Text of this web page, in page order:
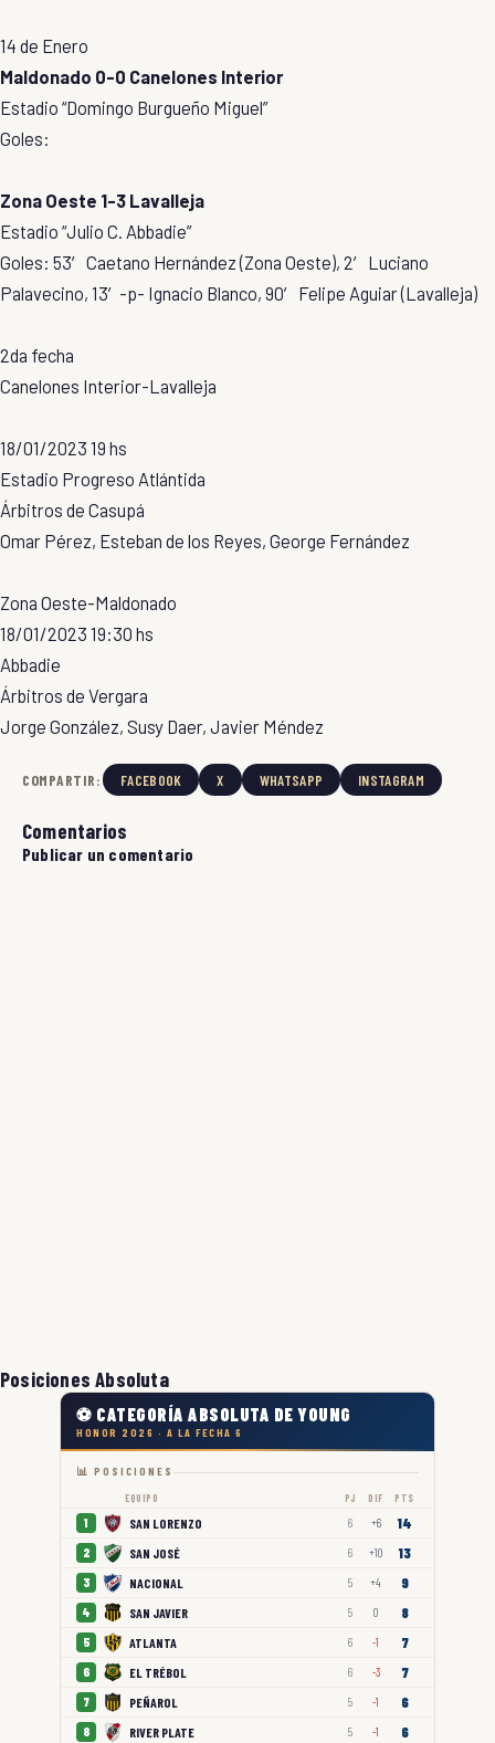
14 de Enero
Maldonado 0-0 Canelones Interior
Estadio “Domingo Burgueño Miguel”
Goles:
Zona Oeste 1-3 Lavalleja
Estadio “Julio C. Abbadie”
Goles: 53′ Caetano Hernández (Zona Oeste), 2′ Luciano
Palavecino, 13′-p- Ignacio Blanco, 90′ Felipe Aguiar (Lavalleja)
2da fecha
Canelones Interior-Lavalleja
18/01/2023 19 hs
Estadio Progreso Atlántida
Árbitros de Casupá
Omar Pérez, Esteban de los Reyes, George Fernández
Zona Oeste-Maldonado
18/01/2023 19:30 hs
Abbadie
Árbitros de Vergara
Jorge González, Susy Daer, Javier Méndez
COMPARTIR: FACEBOOK X WHATSAPP INSTAGRAM
Comentarios
Publicar un comentario
Posiciones Absoluta
⚽ CATEGORÍA ABSOLUTA DE YOUNG
HONOR 2026 · A LA FECHA 6
📊 POSICIONES
EQUIPO PJ DIF PTS
1 SAN LORENZO 6 +6 14
2 SAN JOSÉ 6 +10 13
3 NACIONAL 5 +4 9
4 SAN JAVIER 5 0 8
5 ATLANTA 6 -1 7
6 EL TRÉBOL 6 -3 7
7 PEÑAROL 5 -1 6
8 RIVER PLATE 5 -1 6